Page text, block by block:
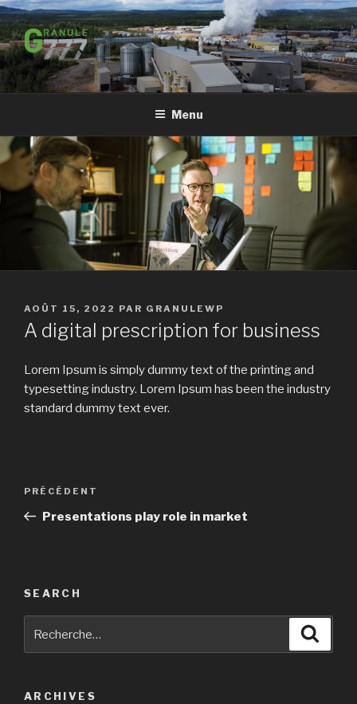
Aller
au
contenu
principal
Menu
PUBLIÉ
LE
AOÛT 15, 2022 PAR GRANULEWP
A digital prescription for business
Lorem Ipsum is simply dummy text of the printing and
typesetting industry. Lorem Ipsum has been the industry
standard dummy text ever.
Navigation
l’article
Article
précédent
PRÉCÉDENT
Presentations play role in market
SEARCH
pour
ARCHIVES